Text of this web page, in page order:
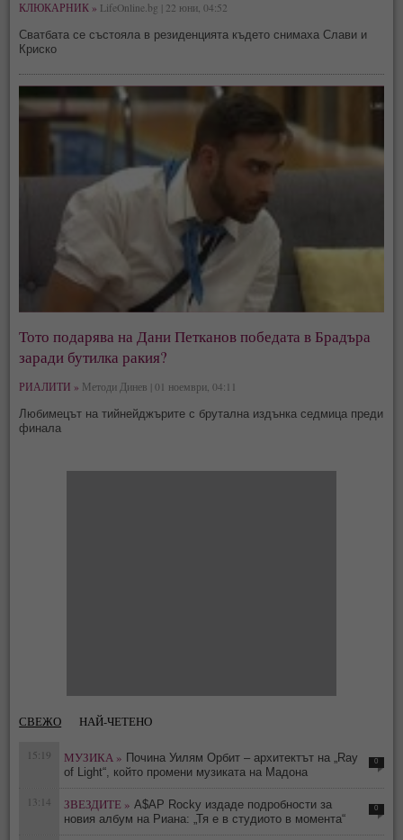
КЛЮКАРНИК » LifeOnline.bg | 22 юни, 04:52
Сватбата се състояла в резиденцията където снимаха Слави и
Криско
Тото подарява на Дани Петканов победата в Брадъра
заради бутилка ракия?
РИАЛИТИ » Методи Динев | 01 ноември, 04:11
Любимецът на тийнейджърите с брутална издънка седмица преди
финала
СВЕЖО НАЙ-ЧЕТЕНО
15:19 МУЗИКА » Почина Уилям Орбит – архитектът на „Ray
of Light“, който промени музиката на Мадона
0
13:14 ЗВЕЗДИТЕ » A$AP Rocky издаде подробности за
новия албум на Риана: „Тя е в студиото в момента“
0